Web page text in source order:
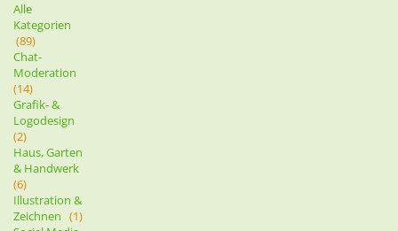
Alle
Kategorien
(89)
Chat-
Moderation
(14)
Grafik- &
Logodesign
(2)
Haus, Garten
& Handwerk
(6)
Illustration &
Zeichnen (1)